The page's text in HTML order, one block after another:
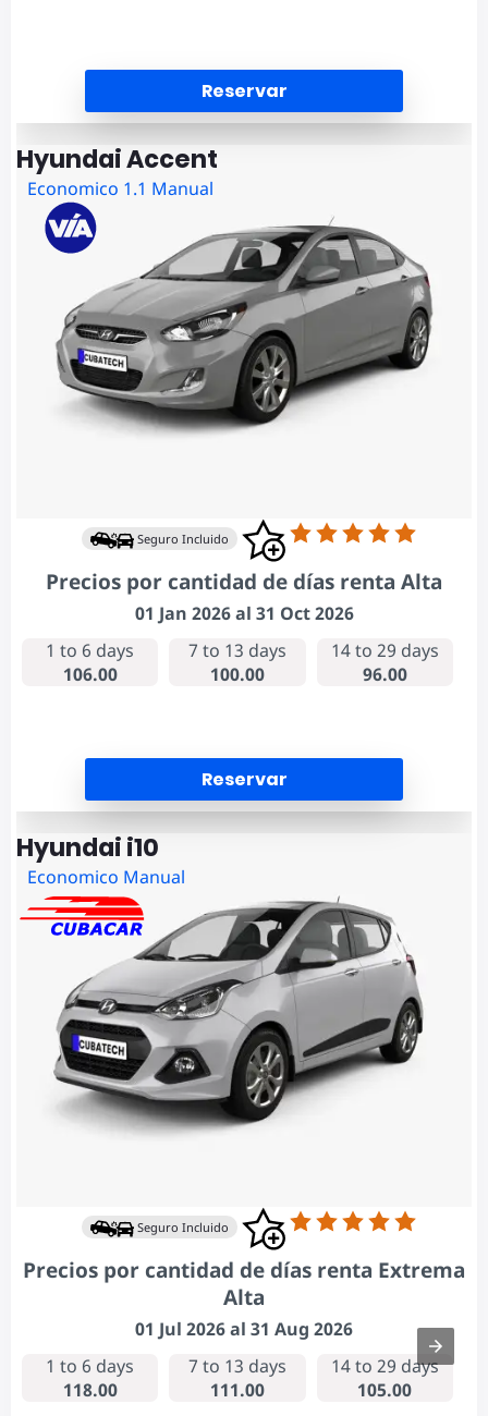
Reservar
Hyundai Accent
Economico 1.1 Manual
Seguro Incluido
Precios por cantidad de días renta Alta
01 Jan 2026 al 31 Oct 2026
1 to 6 days
106.00
7 to 13 days
100.00
14 to 29 days
96.00
Reservar
Hyundai i10
Economico Manual
Seguro Incluido
Precios por cantidad de días renta Extrema
Alta
01 Jul 2026 al 31 Aug 2026
1 to 6 days
118.00
7 to 13 days
111.00
14 to 29 days
105.00